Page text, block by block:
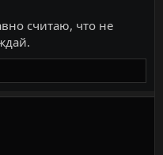
считаю, что не